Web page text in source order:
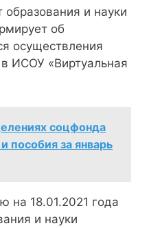
образования и науки
об
осуществления
ИСОУ «Виртуальная
соцфонда
пособия за январь
на 18.01.2021 года
и науки